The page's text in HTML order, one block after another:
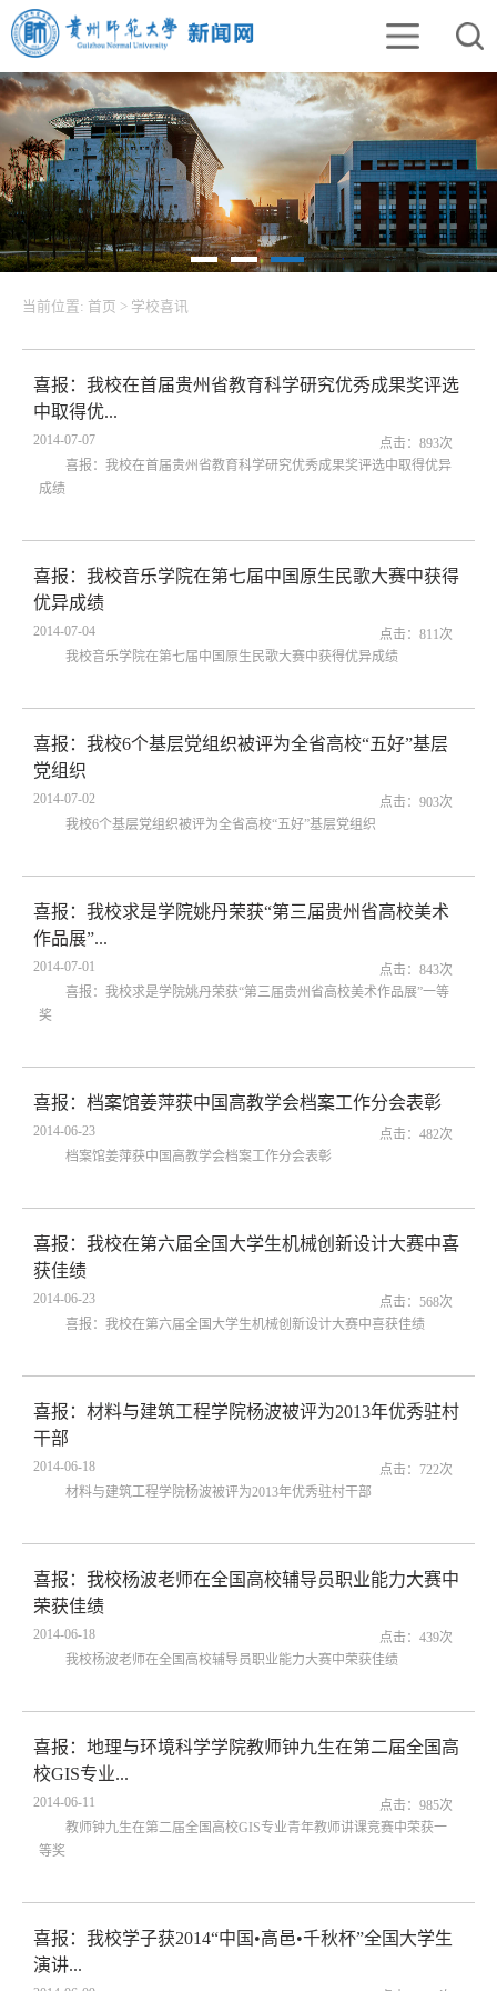
当前位置: 首页 > 学校喜讯
喜报：我校在首届贵州省教育科学研究优秀成果奖评选
中取得优...
2014-07-07 点击： 893次
喜报：我校在首届贵州省教育科学研究优秀成果奖评选中取得优异
成绩
喜报：我校音乐学院在第七届中国原生民歌大赛中获得
优异成绩
2014-07-04 点击： 811次
我校音乐学院在第七届中国原生民歌大赛中获得优异成绩
喜报：我校6个基层党组织被评为全省高校“五好”基层
党组织
2014-07-02 点击： 903次
我校6个基层党组织被评为全省高校“五好”基层党组织
喜报：我校求是学院姚丹荣获“第三届贵州省高校美术
作品展”...
2014-07-01 点击： 843次
喜报：我校求是学院姚丹荣获“第三届贵州省高校美术作品展”一等
奖
喜报：档案馆姜萍获中国高教学会档案工作分会表彰
2014-06-23 点击： 482次
档案馆姜萍获中国高教学会档案工作分会表彰
喜报：我校在第六届全国大学生机械创新设计大赛中喜
获佳绩
2014-06-23 点击： 568次
喜报：我校在第六届全国大学生机械创新设计大赛中喜获佳绩
喜报：材料与建筑工程学院杨波被评为2013年优秀驻村
干部
2014-06-18 点击： 722次
材料与建筑工程学院杨波被评为2013年优秀驻村干部
喜报：我校杨波老师在全国高校辅导员职业能力大赛中
荣获佳绩
2014-06-18 点击： 439次
我校杨波老师在全国高校辅导员职业能力大赛中荣获佳绩
喜报：地理与环境科学学院教师钟九生在第二届全国高
校GIS专业...
2014-06-11 点击： 985次
教师钟九生在第二届全国高校GIS专业青年教师讲课竞赛中荣获一
等奖
喜报：我校学子获2014“中国•高邑•千秋杯”全国大学生
演讲...